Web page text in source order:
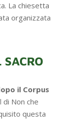
La chiesetta
organizzata
SACRO
il Corpus
di Non che
questa